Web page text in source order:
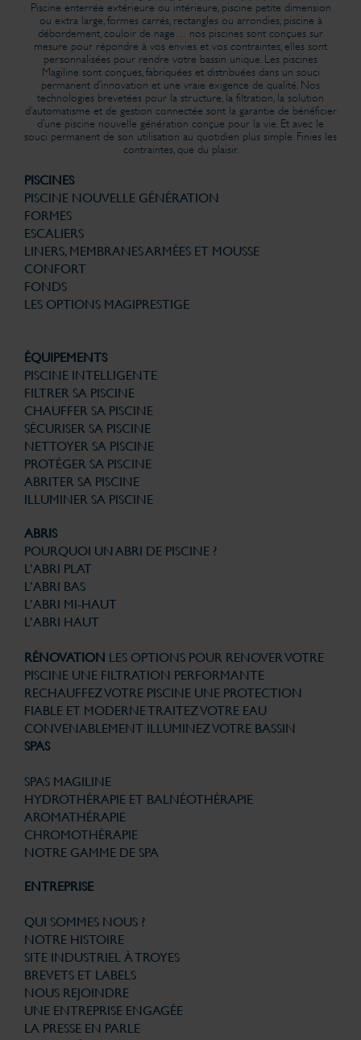
Piscine enterrée extérieure ou intérieure, piscine petite dimension
ou extra large, formes carrés, rectangles ou arrondies, piscine à
débordement, couloir de nage… nos piscines sont conçues sur
mesure pour répondre à vos envies et vos contraintes, elles sont
personnalisées pour rendre votre bassin unique. Les piscines
Magiline sont conçues, fabriquées et distribuées dans un souci
permanent d’innovation et une vraie exigence de qualité. Nos
technologies brevetées pour la structure, la filtration, la solution
d’automatisme et de gestion connectée sont la garantie de bénéficier
d’une piscine nouvelle génération conçue pour la vie. Et avec le
souci permanent de son utilisation au quotidien plus simple. Finies les
contraintes, que du plaisir.
PISCINES
PISCINE NOUVELLE GÉNÉRATION
FORMES
ESCALIERS
LINERS, MEMBRANES ARMÉES ET MOUSSE
CONFORT
FONDS
LES OPTIONS MAGIPRESTIGE
ÉQUIPEMENTS
PISCINE INTELLIGENTE
FILTRER SA PISCINE
CHAUFFER SA PISCINE
SÉCURISER SA PISCINE
NETTOYER SA PISCINE
PROTÉGER SA PISCINE
ABRITER SA PISCINE
ILLUMINER SA PISCINE
ABRIS
POURQUOI UN ABRI DE PISCINE ?
L’ABRI PLAT
L’ABRI BAS
L’ABRI MI-HAUT
L’ABRI HAUT
RÉNOVATION LES OPTIONS POUR RENOVER VOTRE
PISCINE UNE FILTRATION PERFORMANTE
RECHAUFFEZ VOTRE PISCINE UNE PROTECTION
FIABLE ET MODERNETRAITEZ VOTRE EAU
CONVENABLEMENT ILLUMINEZ VOTRE BASSIN
SPAS
SPAS MAGILINE
HYDROTHÉRAPIE ET BALNÉOTHÉRAPIE
AROMATHÉRAPIE
CHROMOTHÉRAPIE
NOTRE GAMME DE SPA
ENTREPRISE
QUI SOMMES NOUS ?
NOTRE HISTOIRE
SITE INDUSTRIEL À TROYES
BREVETS ET LABELS
NOUS REJOINDRE
UNE ENTREPRISE ENGAGÉE
LA PRESSE EN PARLE